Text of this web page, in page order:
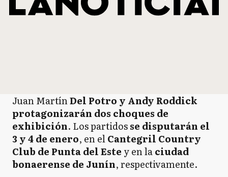
Juan MartínDel Potro y Andy Roddick
protagonizarán dos choques de
exhibición. Los partidosse disputarán el
3 y 4 de enero, en elCantegril Country
Club de Punta del Este y en laciudad
bonaerense de Junín, respectivamente.